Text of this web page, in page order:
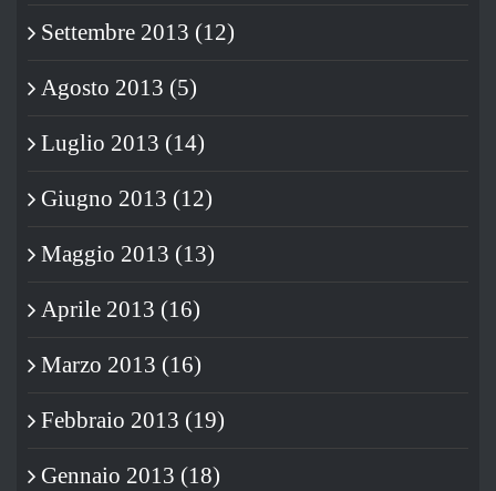
Settembre 2013 (12)
Agosto 2013 (5)
Luglio 2013 (14)
Giugno 2013 (12)
Maggio 2013 (13)
Aprile 2013 (16)
Marzo 2013 (16)
Febbraio 2013 (19)
Gennaio 2013 (18)